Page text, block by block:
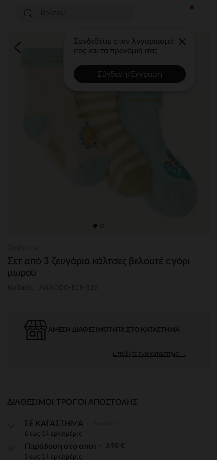
Συνδεθείτε στον λογαριασμό
σας και τα προνόμιά σας
Σύνδεση/Εγγραφή
Σετ από 3 ζευγάρια κάλτσες βελουτέ αγόρι
μωρού
ΆΜΕΣΗ ΔΙΑΘΕΣΙΜΌΤΗΤΑ ΣΤΟ ΚΑΤΆΣΤΗΜΑ
Επιλέξτε ένα κατάστημα →
ΔΙΑΘΈΣΙΜΟΙ ΤΡΌΠΟΙ ΑΠΟΣΤΟΛΉΣ
ΣΕ ΚΑΤΑΣΤΗΜΑ
6 έως 14 εργ.ημέρες
Παράδοση στο σπίτι 3,90 €
5 έως 14 εργ.ημέρες